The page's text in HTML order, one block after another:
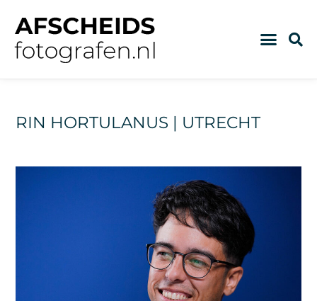
RIN HORTULANUS | UTRECHT